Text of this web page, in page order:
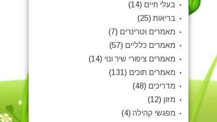
בעלי חיים (14)
בריאות (25)
מאמרים וטרינרים (7)
מאמרים כלליים (57)
מאמרים ציפורי שיר ונוי (14)
מאמרים תוכים (131)
מדריכים (48)
מזון (12)
מפגשי קהילה (4)